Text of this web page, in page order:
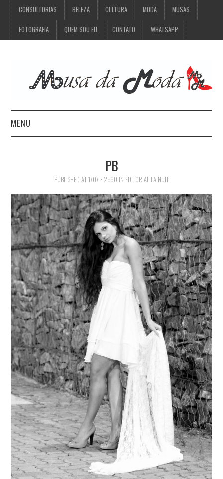
CONSULTORIAS BELEZA CULTURA MODA MUSAS
FOTOGRAFIA QUEM SOU EU CONTATO WHATSAPP
MENU
CULTURA
MODA
MUSAS
FOTOGRAFIA
QUEM SOU EU
CONTATO
WHATSAPP
PB
PUBLISHED AT1707 × 2560 IN EDITORIAL LA NUIT